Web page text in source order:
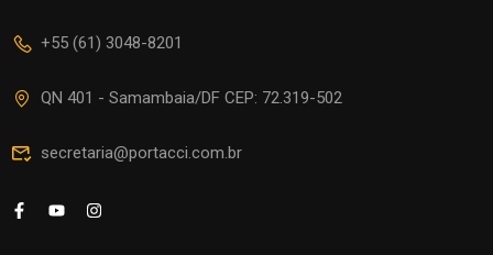
+55 (61) 3048-8201
QN 401 - Samambaia/DF CEP: 72.319-502
secretaria@portacci.com.br